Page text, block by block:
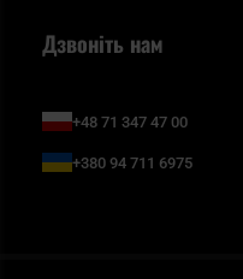
Дзвоніть нам
+48 71 347 47 00
+380 94 711 6975